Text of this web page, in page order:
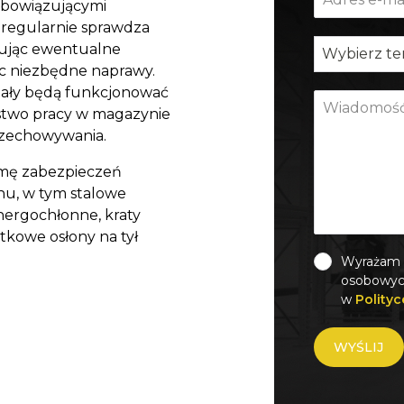
regularnie sprawdza
ewentualne
niezbędne naprawy.
będą funkcjonować
pracy w magazynie
zabezpieczeń
w tym stalowe
kraty
osłony na tył
Wybierz
w
WYŚLIJ